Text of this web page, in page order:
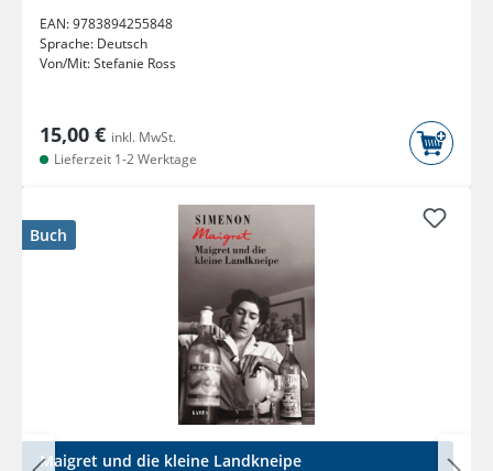
EAN:9783894255848
Sprache: Deutsch
Von/Mit:Stefanie Ross
15,00 € inkl. MwSt.
Lieferzeit 1-2 Werktage
Buch
Maigret und die kleine Landkneipe